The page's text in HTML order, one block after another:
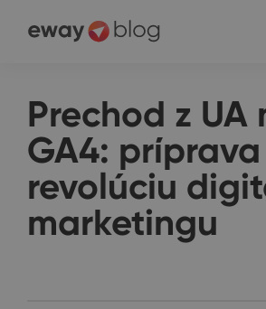
Prechod z UA
GA4:
revolúciu
marketingu